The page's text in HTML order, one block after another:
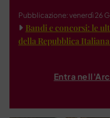
Pubblicazione: venerdì 26
Bandi e concorsi: le
della Repubblica
Entra